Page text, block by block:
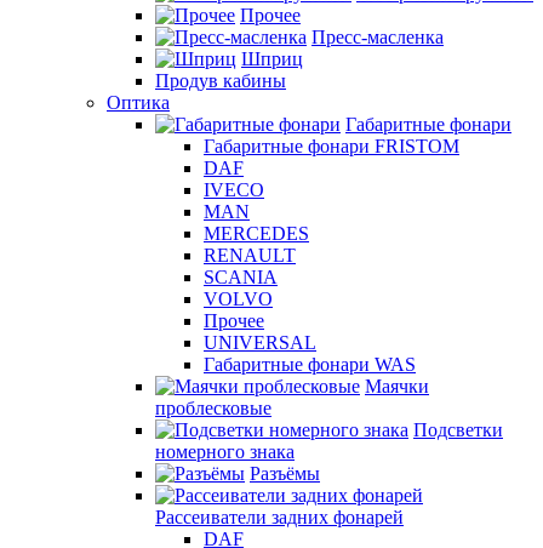
Прочее
Пресс-масленка
Шприц
Продув кабины
Оптика
Габаритные фонари
Габаритные фонари FRISTOM
DAF
IVECO
MAN
MERCEDES
RENAULT
SCANIA
VOLVO
Прочее
UNIVERSAL
Габаритные фонари WAS
Маячки
проблесковые
Подсветки
номерного знака
Разъёмы
Рассеиватели задних фонарей
DAF